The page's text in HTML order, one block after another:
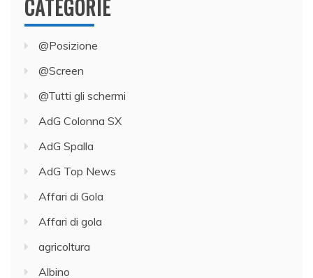
CATEGORIE
@Posizione
@Screen
@Tutti gli schermi
AdG Colonna SX
AdG Spalla
AdG Top News
Affari di Gola
Affari di gola
agricoltura
Albino